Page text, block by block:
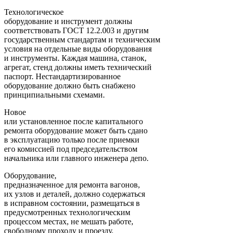
Технологическое
оборудование и инструмент должны
соответствовать ГОСТ 12.2.003 и другим
государственным стандартам и техническим
условия на отдельные виды оборудования
и инструменты. Каждая машина, станок,
агрегат, стенд должны иметь технический
паспорт. Нестандартизированное
оборудование должно быть снабжено
принципиальными схемами.
Новое
или установленное после капитального
ремонта оборудование может быть сдано
в эксплуатацию только после приемки
его комиссией под председательством
начальника или главного инженера депо.
Оборудование,
предназначенное для ремонта вагонов,
их узлов и деталей, должно содержаться
в исправном состоянии, размещаться в
предусмотренных технологическим
процессом местах, не мешать работе,
свободному проходу и проезду.